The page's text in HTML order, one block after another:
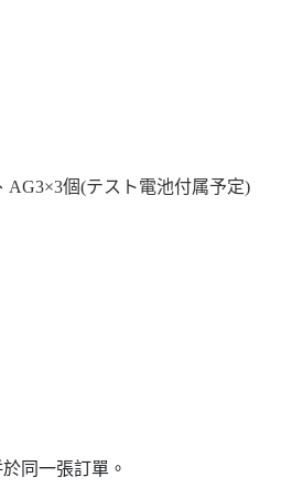
AG3×3個(テスト電池付属予定)
同一張訂單。